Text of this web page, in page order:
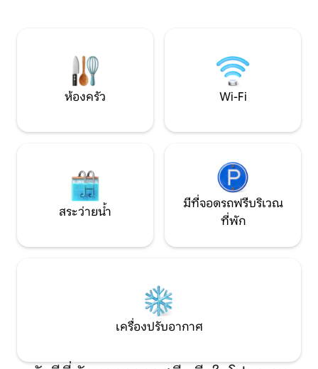
และความสงบขอให้มีความสุข!
ห้องครัว Wi-Fi
สระว่ายน้ำ
มีที่จอดรถฟรีบริเวณ
ที่พัก
เครื่องปรับอากาศ